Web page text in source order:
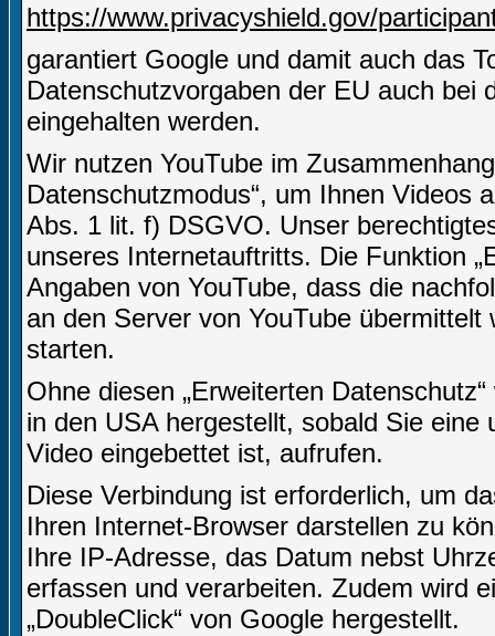
https://www.privacyshield.gov/
garantiert Google und damit auch das
Datenschutzvorgaben der EU auch bei
eingehalten werden.
Wir nutzen YouTube im
Datenschutzmodus“, um Ihnen Videos
Abs. 1 lit. f) DSGVO. Unser
unseres Internetauftritts. Die Funktion
Angaben von YouTube, dass die
an den Server von YouTube
starten.
Ohne diesen „Erweiterten
in den USA hergestellt, sobald Sie
Video eingebettet ist, aufrufen.
Diese Verbindung ist erforderlich, um
Ihren Internet-Browser darstellen zu
Ihre IP-Adresse, das Datum nebst
erfassen und verarbeiten. Zudem wird
„DoubleClick“ von Google hergestellt.